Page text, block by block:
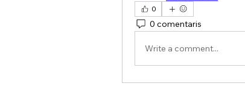
0
0 comentaris
Write a comment...